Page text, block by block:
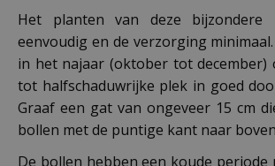
Het planten van deze bijzondere
eenvoudig en de verzorging
in het najaar (oktober tot december)
tot halfschaduwrijke plek in goed
Graaf een gat van ongeveer 15 cm
bollen met de puntige kant naar
De bollen hebben een koude